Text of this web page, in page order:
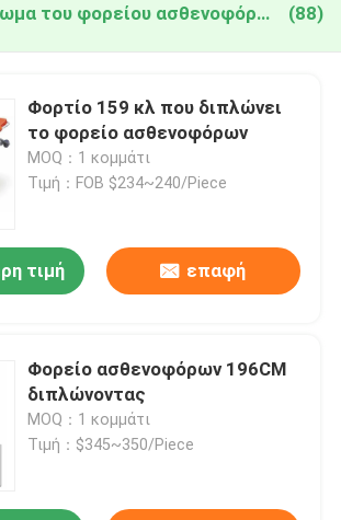
ΚΙΝΑ Δίπλωμα του φορείου ασθενοφόρων (88)
Φορτίο 159 κλ που διπλώνει
το φορείο ασθενοφόρων
MOQ：1 κομμάτι
Τιμή：FOB $234~240/Piece
τιμή επαφή
Φορείο ασθενοφόρων 196CM
διπλώνοντας
MOQ：1 κομμάτι
Τιμή：$345~350/Piece